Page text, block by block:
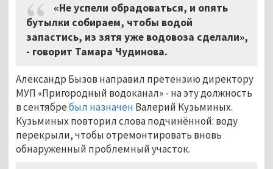
«Не успели обрадоваться, и опять
бутылки собираем, чтобы водой
запастись, из зятя уже водовоза сделали»,
- говорит Тамара Чудинова.
Александр Бызов направил претензию директору
МУП «Пригородный водоканал» - на эту должность
в сентябребыл назначен Валерий Кузьминых.
Кузьминых повторил слова подчинённой: воду
перекрыли, чтобы отремонтировать вновь
обнаруженный проблемный участок.